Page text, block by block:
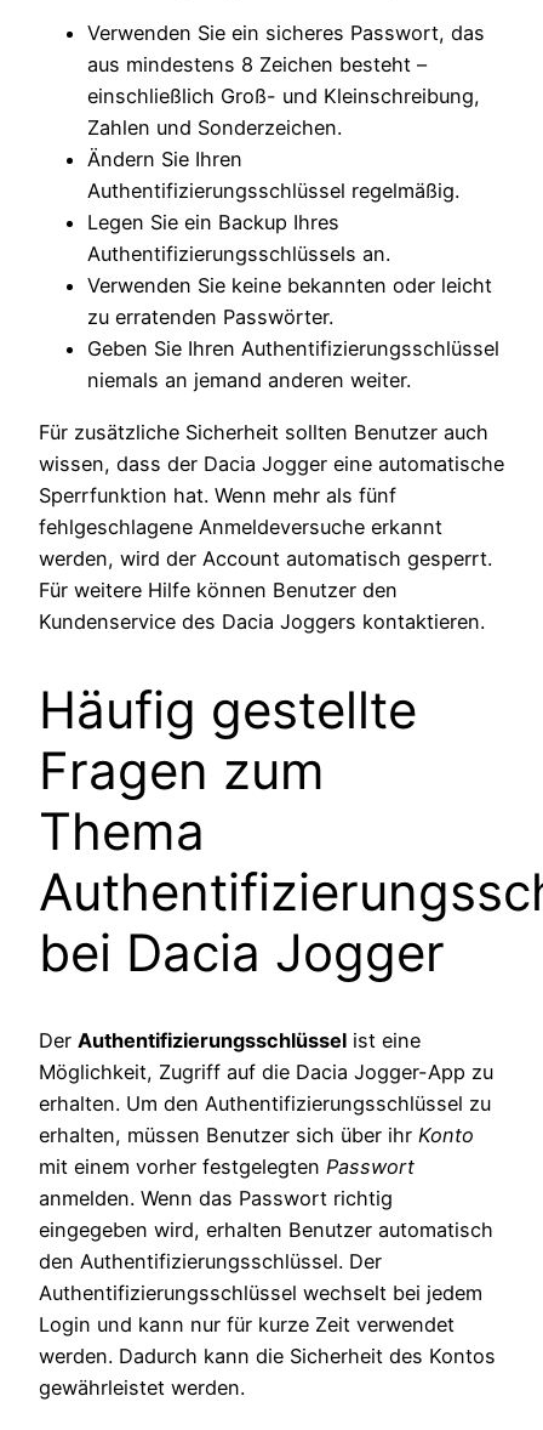
Verwenden Sie ein sicheres Passwort, das
aus mindestens 8 Zeichen besteht –
einschließlich Groß- und Kleinschreibung,
Zahlen und Sonderzeichen.
Ändern Sie Ihren
Authentifizierungsschlüssel regelmäßig.
Legen Sie ein Backup Ihres
Authentifizierungsschlüssels an.
Verwenden Sie keine bekannten oder leicht
zu erratenden Passwörter.
Geben Sie Ihren Authentifizierungsschlüssel
niemals an jemand anderen weiter.
Für zusätzliche Sicherheit sollten Benutzer auch
wissen, dass der Dacia Jogger eine automatische
Sperrfunktion hat. Wenn mehr als fünf
fehlgeschlagene Anmeldeversuche erkannt
werden, wird der Account automatisch gesperrt.
Für weitere Hilfe können Benutzer den
Kundenservice des Dacia Joggers kontaktieren.
Häufig gestellte
Fragen zum
Thema
bei Dacia Jogger
Der Authentifizierungsschlüssel ist eine
Möglichkeit, Zugriff auf die Dacia Jogger-App zu
erhalten. Um den Authentifizierungsschlüssel zu
erhalten, müssen Benutzer sich über ihr Konto
mit einem vorher festgelegten Passwort
anmelden. Wenn das Passwort richtig
eingegeben wird, erhalten Benutzer automatisch
den Authentifizierungsschlüssel. Der
Authentifizierungsschlüssel wechselt bei jedem
Login und kann nur für kurze Zeit verwendet
werden. Dadurch kann die Sicherheit des Kontos
gewährleistet werden.